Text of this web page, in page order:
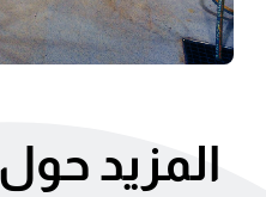
المزيد حول